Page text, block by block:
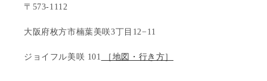
〒573-1112
大阪府枚方市楠葉美咲3丁目12−11
ジョイフル美咲 101 ［地図・行き方］